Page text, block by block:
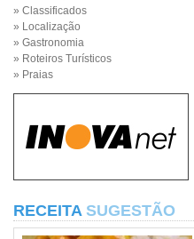
» Classificados
» Localização
» Gastronomia
» Roteiros Turísticos
» Praias
RECEITA SUGESTÃO